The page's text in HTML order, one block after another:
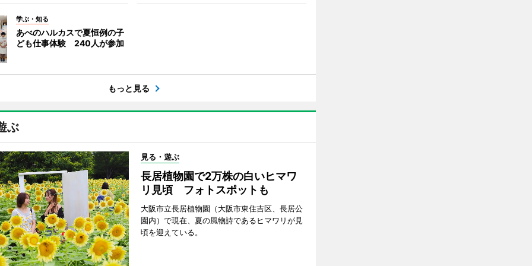
学ぶ・知る
あべのハルカスで夏恒例の子
ども仕事体験 240人が参加
もっと見る
ぶ
見る・遊ぶ
長居植物園で2万株の白いヒマワ
リ見頃 フォトスポットも
大阪市立長居植物園（大阪市東住吉区、長居公
園内）で現在、夏の風物詩であるヒマワリが見
頃を迎えている。